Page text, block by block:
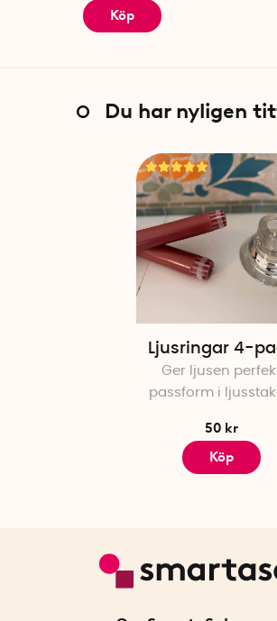
Köp
Du har nyligen
Ljusringar 4-
Ger ljusen
passform i
50 kr
Köp